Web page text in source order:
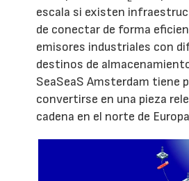
escala si existen
de conectar de forma
emisores industriales con
destinos de
SeaSeaS Amsterdam tiene
convertirse en una pieza
cadena en el norte de